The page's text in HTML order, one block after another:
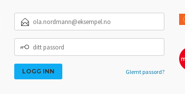
POSTADRESSE
PASSORD
Glemt passord?